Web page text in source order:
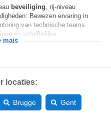
beveiliging, rij-niveau
Bewezen ervaring in
van technische teams.
en schriftelijke...
mais
locaties:
Brugge Gent